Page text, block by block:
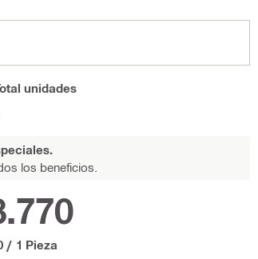
unidades
los beneficios.
/ 1 Pieza